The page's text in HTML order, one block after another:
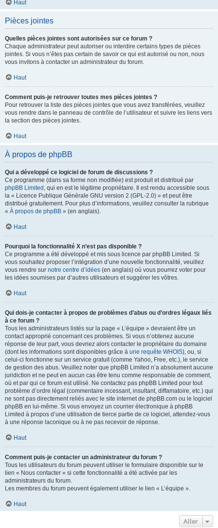
Haut
Pièces jointes
Quelles pièces jointes sont autorisées sur ce forum ?
Chaque administrateur peut autoriser ou interdire certains types de pièces
jointes. Si vous n’êtes pas certain de savoir ce qui est autorisé ou non, nous
vous invitons à contacter un administrateur du forum.
Haut
Comment puis-je retrouver toutes mes pièces jointes ?
Pour retrouver la liste des pièces jointes que vous avez transférées, veuillez
vous rendre dans le panneau de contrôle de l’utilisateur et suivre les liens vers
la section des pièces jointes.
Haut
À propos de phpBB
Qui a développé ce logiciel de forum de discussions ?
Ce programme (dans sa forme non modifiée) est produit et distribué par
phpBB Limited , qui en est le légitime propriétaire. Il est rendu accessible sous
la « Licence Publique Générale GNU version 2 (GPL-2.0) » et peut être
distribué gratuitement. Pour plus d’informations, veuillez consulter la rubrique
« À propos de phpBB » (en anglais).
Haut
Pourquoi la fonctionnalité X n’est pas disponible ?
Ce programme a été développé et mis sous licence par phpBB Limited. Si
vous souhaitez proposer l’intégration d’une nouvelle fonctionnalité, veuillez
vous rendre sur notre centre d’idées (en anglais) où vous pourrez voter pour
les idées soumises par d’autres utilisateurs et suggérer les vôtres.
Haut
Qui dois-je contacter à propos de problèmes d’abus ou d’ordres légaux liés
à ce forum ?
Tous les administrateurs listés sur la page « L’équipe » devraient être un
contact approprié concernant ces problèmes. Si vous n’obtenez aucune
réponse de leur part, vous devriez alors contacter le propriétaire du domaine
(dont les informations sont disponibles grâce à une requête WHOIS), ou, si
celui-ci fonctionne sur un service gratuit (comme Yahoo, Free, etc.), le service
de gestion des abus. Veuillez noter que phpBB Limited n’a absolument aucune
juridiction et ne peut en aucun cas être tenu comme responsable de comment,
où et par qui ce forum est utilisé. Ne contactez pas phpBB Limited pour tout
problème d’ordre légal (commentaire incessant, insultant, diffamatoire, etc.) qui
ne sont pas directement reliés avec le site internet de phpBB.com ou le logiciel
phpBB en lui-même. Si vous envoyez un courrier électronique à phpBB
Limited à propos d’une utilisation de tierce partie de ce logiciel, attendez-vous
à une réponse laconique ou à ne pas recevoir de réponse.
Haut
Comment puis-je contacter un administrateur du forum ?
Tous les utilisateurs du forum peuvent utiliser le formulaire disponible sur le
lien « Nous contacter » si cette fonctionnalité a été activée par les
administrateurs du forum.
Les membres du forum peuvent également utiliser le lien « L’équipe ».
Haut
Aller